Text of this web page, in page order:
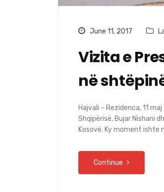
June 11, 2017
Vizita e
në
Hajvali – Rezidenca, 11
Shqipërisë, Bujar Nishani
Kosovë. Ky moment ishte
Continue